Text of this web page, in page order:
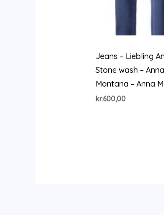
Jeans – Liebling
Stone wash – Anna
Montana – Anna
kr.600,00